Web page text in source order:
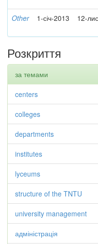
Other 1-січ-2013 12-
Розкриття
за темами
centers
colleges
departments
institutes
lyceums
structure of the TNTU
university management
адміністрація